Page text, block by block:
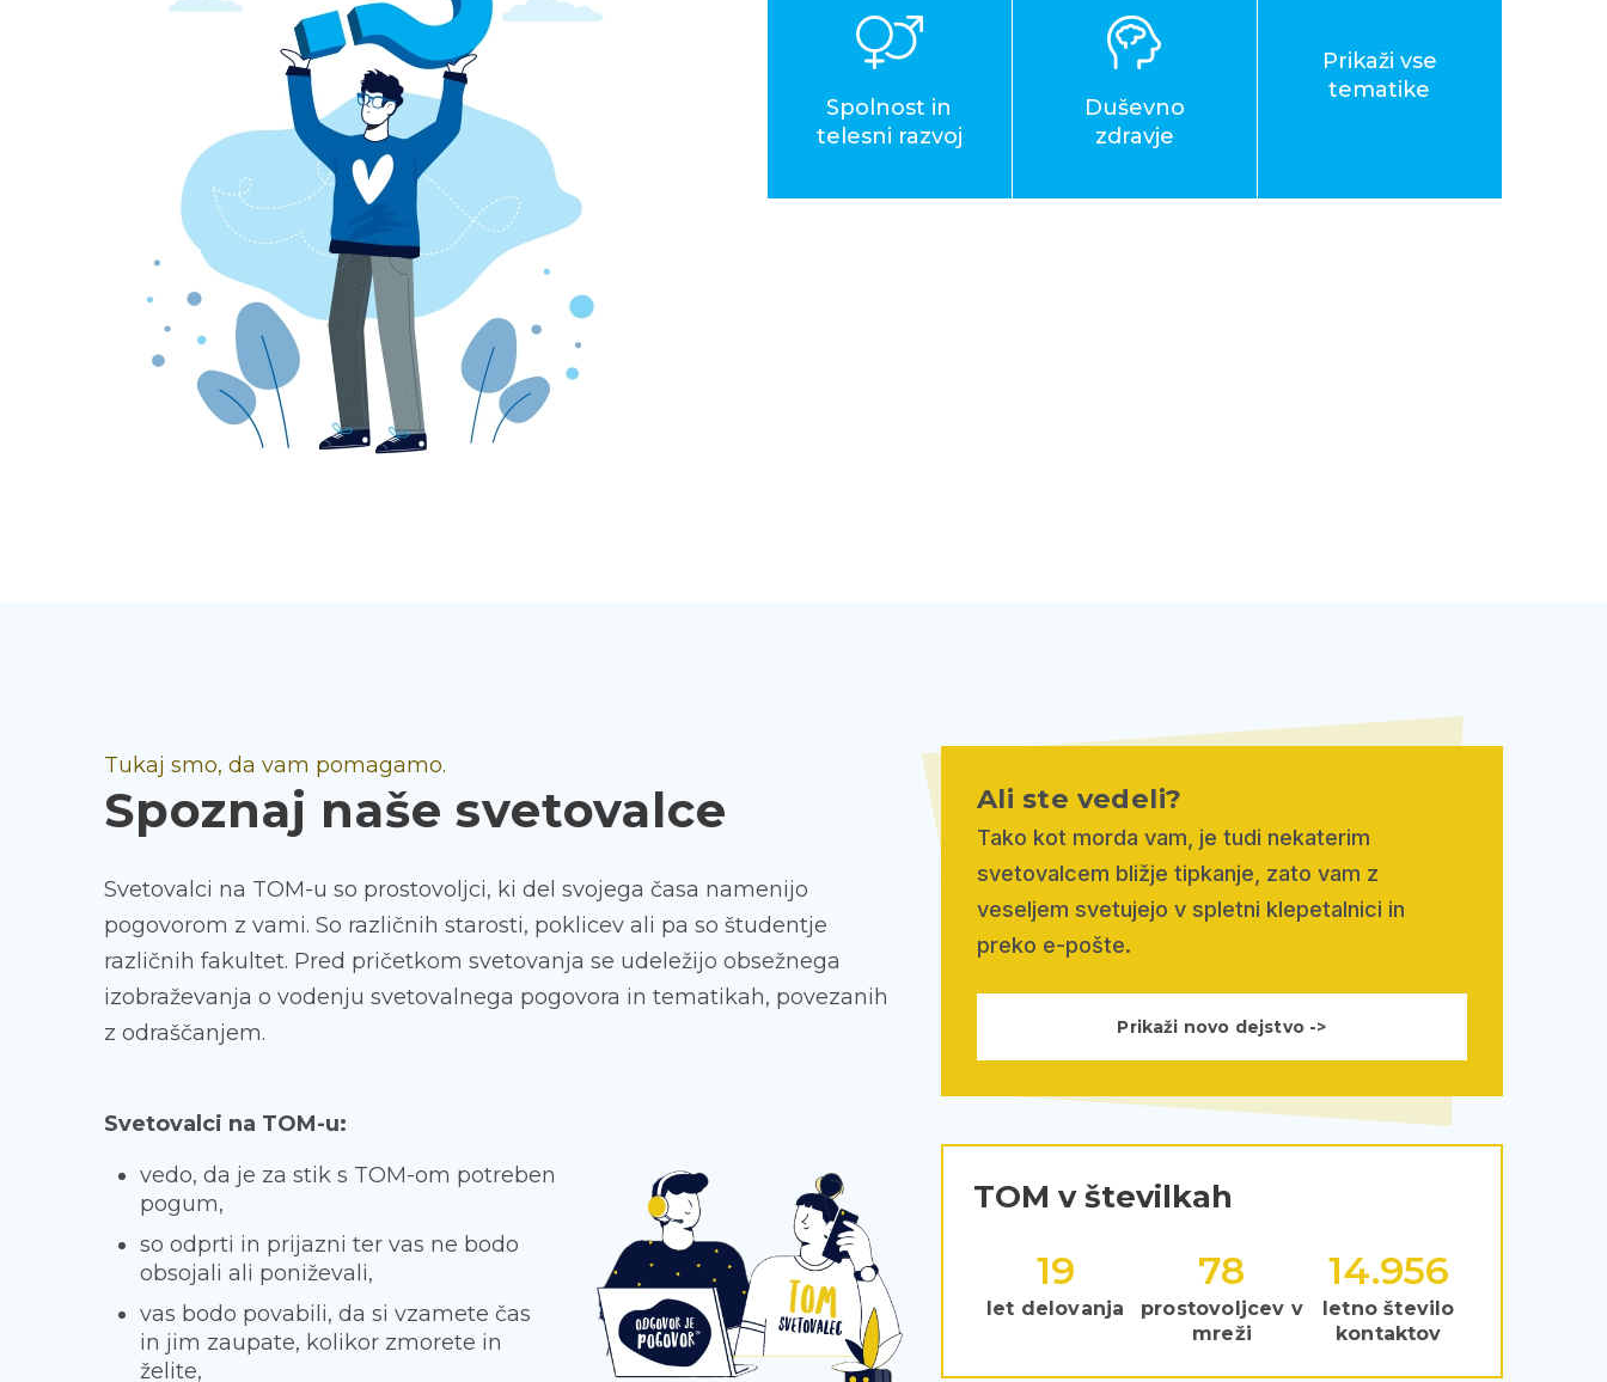
Spolnost in
telesni razvoj
Duševno
zdravje
Prikaži vse
tematike
Tukaj smo, da vam pomagamo.
Spoznaj naše svetovalce
Svetovalci na TOM-u so prostovoljci, ki del svojega časa namenijo
pogovorom z vami. So različnih starosti, poklicev ali pa so študentje
različnih fakultet. Pred pričetkom svetovanja se udeležijo obsežnega
izobraževanja o vodenju svetovalnega pogovora in tematikah, povezanih
z odraščanjem.
Svetovalci na TOM-u:
vedo, da je za stik s TOM-om potreben
pogum,
so odprti in prijazni ter vas ne bodo
obsojali ali poniževali,
vas bodo povabili, da si vzamete čas
in jim zaupate, kolikor zmorete in
želite,
Ali ste vedeli?
Tako kot morda vam, je tudi nekaterim
svetovalcem bližje tipkanje, zato vam z
veseljem svetujejo v spletni klepetalnici in
preko e-pošte.
Prikaži novo dejstvo ->
TOM v številkah
28
let delovanja
117
prostovoljcev v
mreži
22.433
letno število
kontaktov